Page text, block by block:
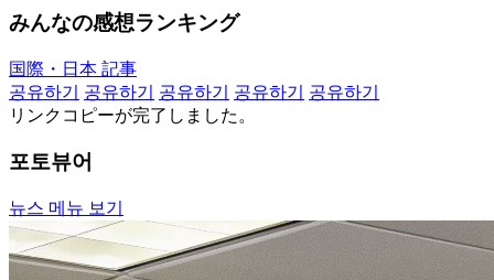
みんなの感想ランキング
国際・日本 記事
공유하기
공유하기 공유하기 공유하기
공유하기
リンクコピーが完了しました。
포토뷰어
뉴스 메뉴 보기